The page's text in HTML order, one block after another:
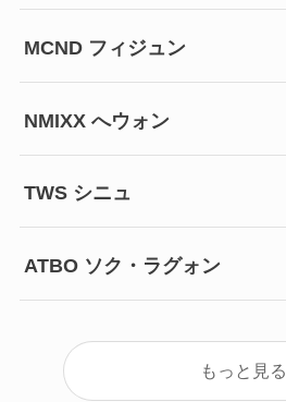
MCND フィジュン
NMIXX へウォン
TWS シニュ
ATBO ソク・ラグォン
もっと見る